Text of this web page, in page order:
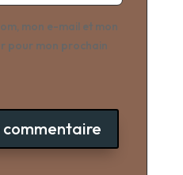
mon e-mail et mon
pour mon prochain
commentaire